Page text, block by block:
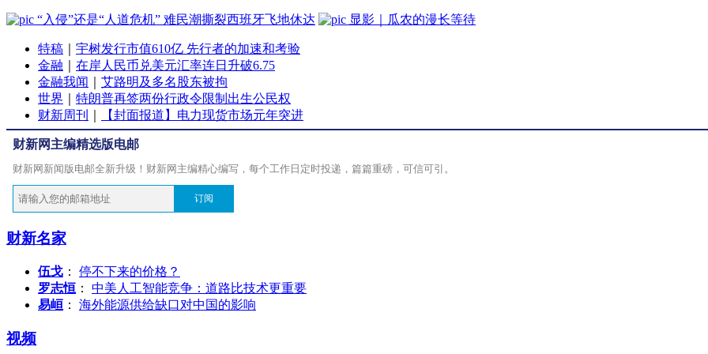
“入侵”还是“人道危机” 难民潮撕裂西班牙飞地休达 显影｜瓜农的漫长等待
特稿
宇树发行市值610亿 先行者的加速和考验
金融
在岸人民币兑美元汇率连日升破6.75
金融我闻
艾路明及多名股东被拘
世界
特朗普再签两份行政令限制出生公民权
财新周刊
【封面报道】电力现货市场元年突进
财新网主编精选版电邮
财新网新闻版电邮全新升级！财新网主编精心编写，每个工作日定时投递，篇篇重磅，可信可引。
订阅
财新名家
伍戈 ： 停不下来的价格？
罗志恒 ： 中美人工智能竞争：道路比技术更重要
易峘 ： 海外能源供给缺口对中国的影响
视频